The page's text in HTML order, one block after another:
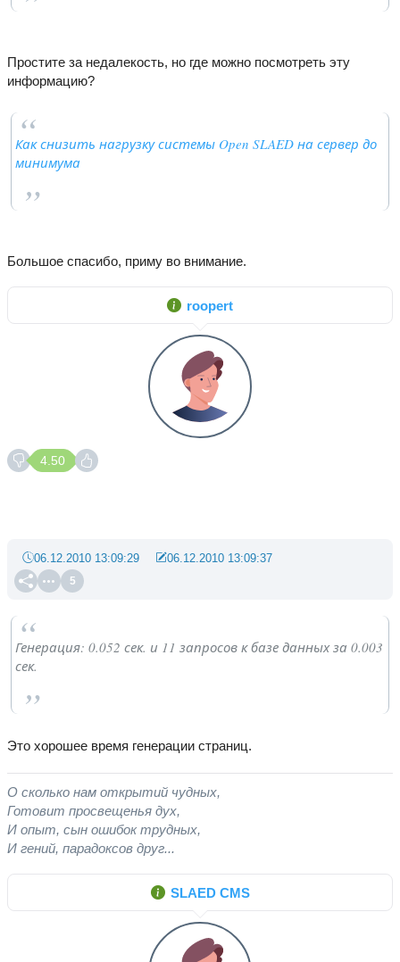
Простите за недалекость, но где можно посмотреть эту
информацию?
Как снизить нагрузку системы Open SLAED на сервер до
минимума
Большое спасибо, приму во внимание.
roopert
4.50
5
06.12.2010 13:09:29 06.12.2010 13:09:37
Генерация: 0.052 сек. и 11 запросов к базе данных за 0.003
сек.
Это хорошее время генерации страниц.
О сколько нам открытий чудных,
Готовит просвещенья дух,
И опыт, сын ошибок трудных,
И гений, парадоксов друг...
SLAED CMS